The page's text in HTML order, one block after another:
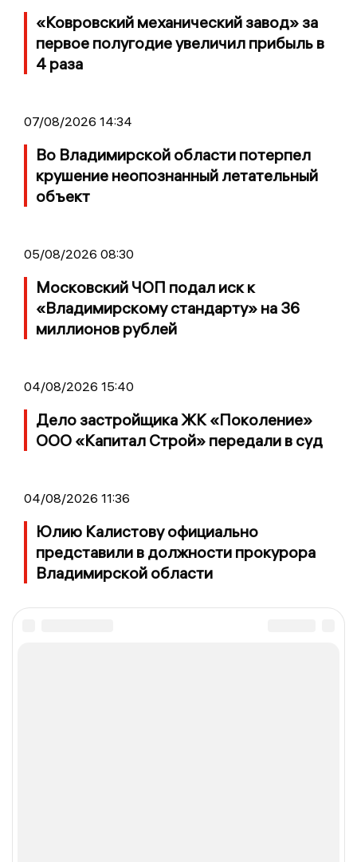
«Ковровский механический завод» за
первое полугодие увеличил прибыль в
4 раза
07/08/2026 14:34
Во Владимирской области потерпел
крушение неопознанный летательный
объект
05/08/2026 08:30
Московский ЧОП подал иск к
«Владимирскому стандарту» на 36
миллионов рублей
04/08/2026 15:40
Дело застройщика ЖК «Поколение»
ООО «Капитал Строй» передали в суд
04/08/2026 11:36
Юлию Калистову официально
представили в должности прокурора
Владимирской области